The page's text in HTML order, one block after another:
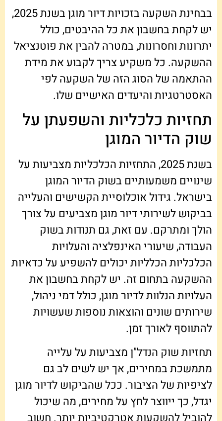
בבחינת השקעה בזכויות דיור מוגן בשנת 2025,
יש לקחת בחשבון את כל ההיבטים, כולל
יתרונות וחסרונות, במטרה להבין את פוטנציאל
ההשקעה. כל משקיע צריך לקבוע את מידת
ההתאמה של הסוג הזה של השקעה לפי
האסטרטגיות והיעדים האישיים שלו.
תחזיות כלכליות והשפעתן על
שוק הדיור המוגן
בשנת 2025, התחזיות הכלכליות מצביעות על
שינויים משמעותיים בשוק הדיור המוגן
בישראל. גידול אוכלוסיית הקשישים והעלייה
בביקוש לשירותי דיור מוגן מצביעים על צורך
הולך ומתרקם. עם זאת, גם תנודות בשוק
העבודה, שיעורי האינפלציה והעלויות
הכלכליות הכלליות יכולים להשפיע על כדאיות
ההשקעה בתחום זה. יש לקחת בחשבון את
העלויות הנלוות לדיור מוגן, כולל דמי ניהול,
שירותים שונים והוצאות נוספות שעשויות
להתווסף לאורך זמן.
תחזיות שוק הנדל"ן מצביעות על עלייה
מתמשכת במחירים, אך יש לשים לב גם
לציפיות של הציבור. ככל שהביקוש לדיור מוגן
יגדל, כך ייווצר לחץ על מחירים, מה שיכול
להוביל להשקעות אטרקטיביות יותר. חשוב